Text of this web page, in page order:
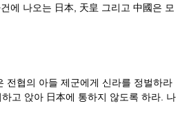
에 나오는 日本, 天皇 그리고 中國은 모
전협의 아들 제군에게 신라를 정벌하라
고 앉아 日本에 통하지 않도록 하라. 나